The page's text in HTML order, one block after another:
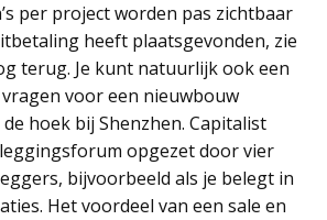
per project worden pas zichtbaar
heeft plaatsgevonden, zie
terug. Je kunt natuurlijk ook een
voor een nieuwbouw
hoek bij Shenzhen. Capitalist
opgezet door vier
bijvoorbeeld als je belegt in
Het voordeel van een sale en